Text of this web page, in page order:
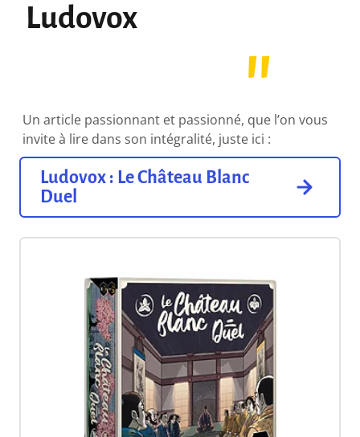
Ludovox
Un article passionnant et passionné, que l’on vous
invite à lire dans son intégralité, juste ici :
Ludovox : Le Château Blanc
Duel